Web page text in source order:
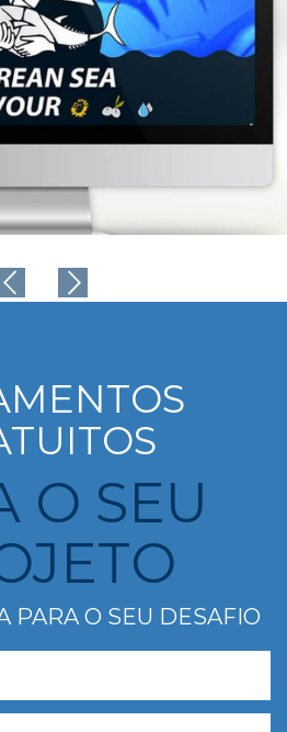
O SEU
PARA O SEU DESAFIO